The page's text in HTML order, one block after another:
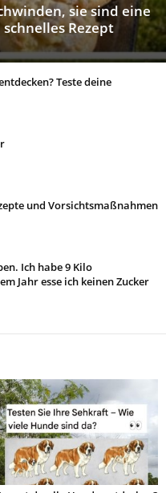
sie sind eine
Rezept
Teste deine
und Vorsichtsmaßnahmen
Ich habe 9 Kilo
Jahr esse ich keinen Zucker